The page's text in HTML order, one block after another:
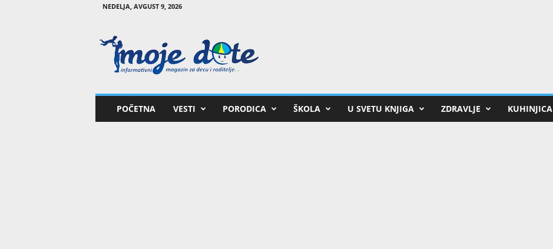
NEDELJA, AVGUST 9, 2026
o
POČETNA VESTI PORODICA ŠKOLA U SVETU KNJIGA ZDRAVLJE KUHINJICA